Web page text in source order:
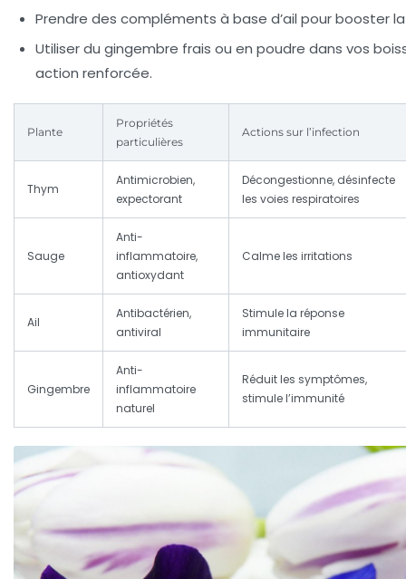
Prendre des compléments à base d’ail pour booster
Utiliser du gingembre frais ou en poudre dans vos
action renforcée.
Plante
Propriétés
particulières
Actions sur l’infection
Thym
Antimicrobien,
expectorant
Décongestionne, désinfecte
les voies respiratoires
Sauge
Anti-
inflammatoire,
antioxydant
Calme les irritations
Ail
Antibactérien,
antiviral
Stimule la réponse
immunitaire
Gingembre
Anti-
inflammatoire
naturel
Réduit les symptômes,
stimule l’immunité